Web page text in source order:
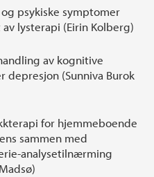
psykiske symptomer
lysterapi (Eirin Kolberg)
av kognitive
depresjon (Sunniva Burok
for hjemmeboende
sammen med
analysetilnærming